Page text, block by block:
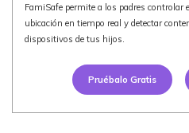
Ver Más >
FamiSafe permite a los padres controlar
ubicación en tiempo real y detectar
dispositivos de tus hijos.
Pruébalo Gratis